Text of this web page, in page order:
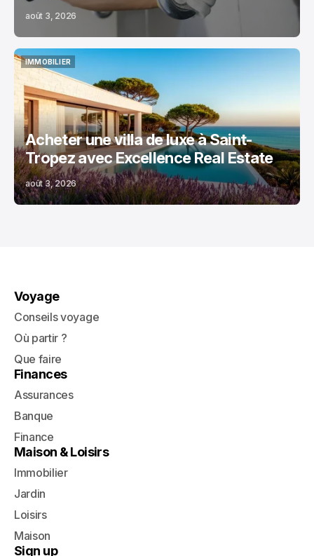
août 3, 2026
IMMOBILIER
IMMOBILIER
Acheter une villa de luxe à Saint-
Tropez avec Excellence Real Estate
août 3, 2026
Voyage
Conseils voyage
Où partir ?
Que faire
Finances
Assurances
Banque
Finance
Maison & Loisirs
Immobilier
Jardin
Loisirs
Maison
Sign up